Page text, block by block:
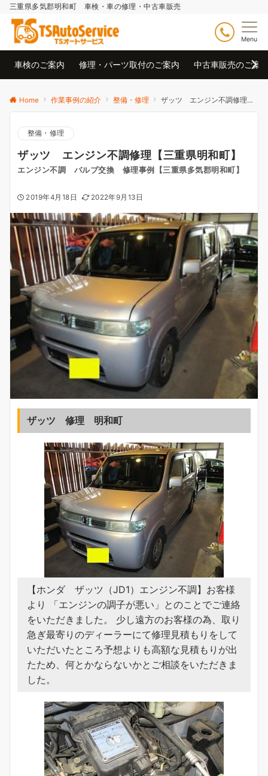
三重県多気郡明和町 車検・車の修理・中古車販売
Menu
車検のご案内 修理・パーツ取付のご案内 中古車販売のご案
Home 作業事例の紹介 整備・修理 ザッツ エンジン不調修理【三重県明和町】
整備・修理
ザッツ エンジン不調修理【三重県明和町】
エンジン不調 バルブ交換 修理事例【三重県多気郡明和町】
2019年4月18日 2022年9月13日
ザッツ 修理 明和町
【ホンダ ザッツ（JD1）エンジン不調】お客様
より 「エンジンの調子が悪い」とのことでご連絡
をいただきました。 少し遠方のお客様の為、取り
急ぎ最寄りのディーラーにて修理見積もりをして
いただいたところ予想よりも高額な見積もりが出
たため、何とかならないかとご相談をいただきま
した。